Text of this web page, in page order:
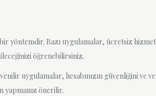
yöntemdir. Bazı uygulamalar, ücretsiz
öğrenebilirsiniz.
uygulamalar, hesabınızın güvenliğini ve
yapmanız önerilir.